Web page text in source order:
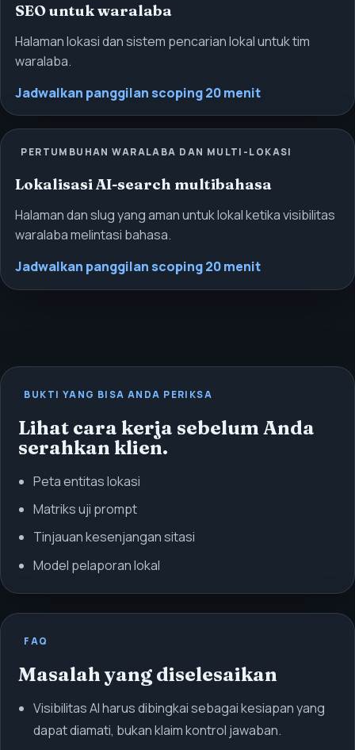
SEO untuk waralaba
Halaman lokasi dan sistem pencarian lokal untuk tim
waralaba.
Jadwalkan panggilan scoping 20 menit
PERTUMBUHAN WARALABA DAN MULTI-LOKASI
Lokalisasi AI-search multibahasa
Halaman dan slug yang aman untuk lokal ketika visibilitas
waralaba melintasi bahasa.
Jadwalkan panggilan scoping 20 menit
BUKTI YANG BISA ANDA PERIKSA
Lihat cara kerja sebelum Anda
serahkan klien.
Peta entitas lokasi
Matriks uji prompt
Tinjauan kesenjangan sitasi
Model pelaporan lokal
FAQ
Masalah yang diselesaikan
Visibilitas AI harus dibingkai sebagai kesiapan yang
dapat diamati, bukan klaim kontrol jawaban.